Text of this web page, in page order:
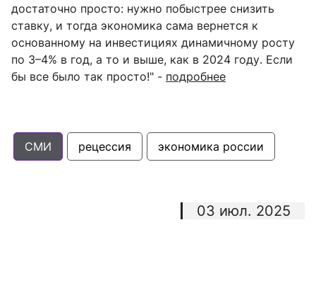
достаточно просто: нужно побыстрее снизить
ставку, и тогда экономика сама вернется к
основанному на инвестициях динамичному росту
по 3–4% в год, а то и выше, как в 2024 году. Если
бы все было так просто!" - подробнее
СМИ рецессия экономика россии
03 июл. 2025